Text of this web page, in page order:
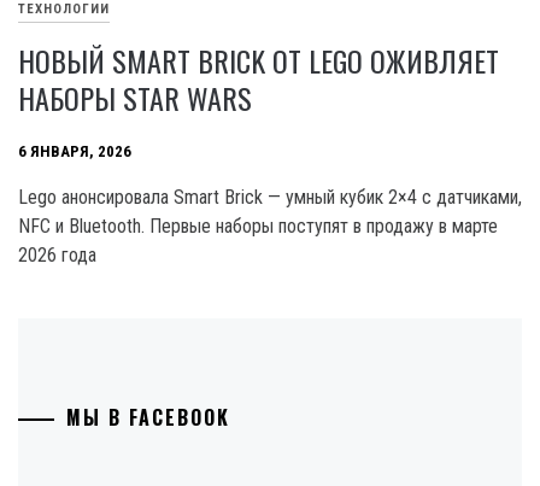
ТЕХНОЛОГИИ
НОВЫЙ SMART BRICK ОТ LEGO ОЖИВЛЯЕТ
НАБОРЫ STAR WARS
6 ЯНВАРЯ, 2026
Lego анонсировала Smart Brick — умный кубик 2×4 с датчиками,
NFC и Bluetooth. Первые наборы поступят в продажу в марте
2026 года
МЫ В FACEBOOK